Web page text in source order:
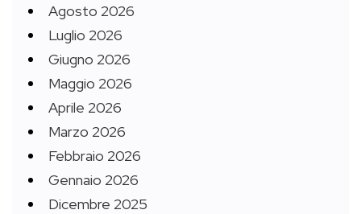
Agosto 2026
Luglio 2026
Giugno 2026
Maggio 2026
Aprile 2026
Marzo 2026
Febbraio 2026
Gennaio 2026
Dicembre 2025